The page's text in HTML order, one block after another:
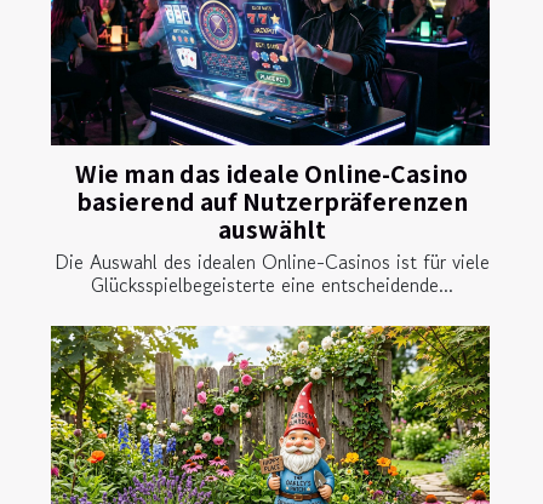
Wie man das ideale Online-Casino
basierend auf Nutzerpräferenzen
auswählt
Die Auswahl des idealen Online-Casinos ist für viele
Glücksspielbegeisterte eine entscheidende...